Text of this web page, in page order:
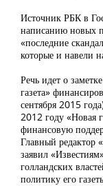
Источник РБК в
написанию новых
«последние
которые и навели
Речь идет о
газета»
сентября 2015
2012 году «Новая
финансовую
Главный редактор
заявил
голландских
политику его